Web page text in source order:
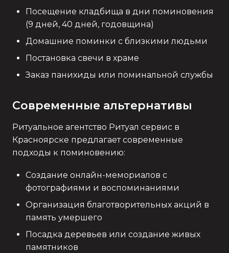
Посещение кладбища в дни поминовения
(9 дней, 40 дней, годовщина)
Домашние поминки с близкими людьми
Постановка свечи в храме
Заказ панихиды или поминальной службы
Современные альтернативы
Ритуальное агентство Ритуал сервис в
Красноярске предлагает современные
подходы к поминовению:
Создание онлайн-мемориалов с
фотографиями и воспоминаниями
Организация благотворительных акций в
память умершего
Посадка деревьев или создание живых
памятников